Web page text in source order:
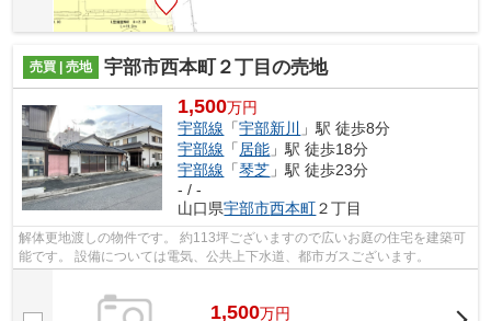
売買 | 売地 宇部市西本町２丁目の売地
1,500万円
宇部線 「宇部新川
」駅 徒歩8分
宇部線 「居能 」駅 徒歩18分
宇部線 「琴芝 」駅 徒歩23分
- / -
山口県宇部市西本町２丁目
解体更地渡しの物件です。 約113坪ございますので広いお庭の住宅を建築可
能です。 設備については電気、公共上下水道、都市ガスございます。
1,500万円